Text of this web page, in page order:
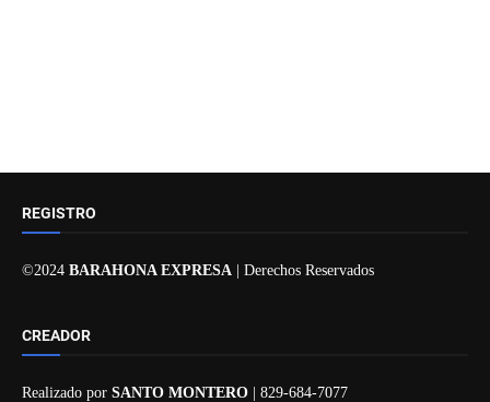
REGISTRO
©2024 BARAHONA EXPRESA | Derechos Reservados
CREADOR
Realizado por SANTO MONTERO | 829-684-7077